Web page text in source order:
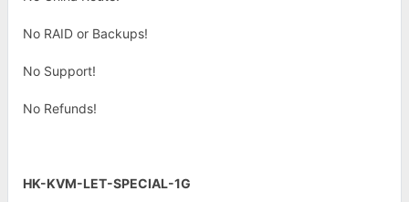
No RAID or Backups!
No Support!
No Refunds!
HK-KVM-LET-SPECIAL-1G